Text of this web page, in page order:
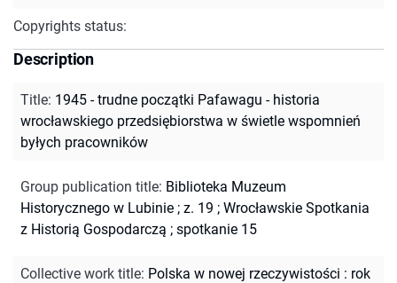
Copyrights status:
Description
Title: 1945 - trudne początki Pafawagu - historia
wrocławskiego przedsiębiorstwa w świetle wspomnień
byłych pracowników
Group publication title: Biblioteka Muzeum
Historycznego w Lubinie ; z. 19 ; Wrocławskie Spotkania
z Historią Gospodarczą ; spotkanie 15
Collective work title: Polska w nowej rzeczywistości : rok